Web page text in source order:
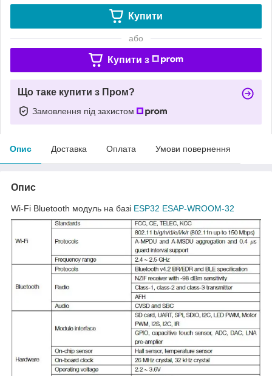
Купити
або
Купити з
Що таке купити з Пром?
Замовлення під захистом
Опис Доставка Оплата Умови повернення
Опис
Wi-Fi Bluetooth модуль на базі ESP32 ESAP-WROOM-32